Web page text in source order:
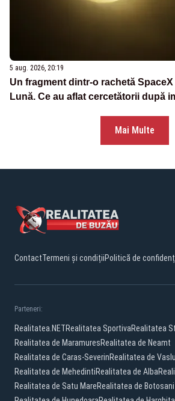
5 aug. 2026, 20:19
Un fragment dintr-o rachetă
Lună. Ce au aflat cercetătorii după
Mai Multe
ContactTermeni și condițiiPolitică de
Parteneri:
Realitatea.NETRealitatea SportivaRealitatea
Realitatea de MaramuresRealitatea de Neamt
Realitatea de Caras-SeverinRealitatea de
Realitatea de MehedintiRealitatea de Alba
Realitatea de Satu MareRealitatea de Botosani